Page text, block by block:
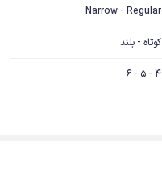
Narrow - Regular
کوتاه - بلند
4 - 5 - 6